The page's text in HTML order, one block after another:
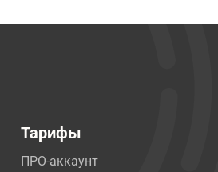
Тарифы
ПРО-аккаунт